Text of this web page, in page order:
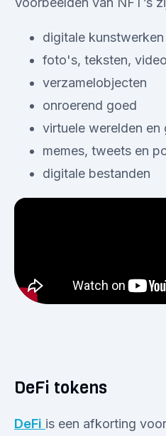
digitale kunstwerken
foto's, teksten,
verzamelobjecten
onroerend goed
virtuele werelden en
memes, tweets en
digitale bestanden
DeFi tokens
DeFi is een afkorting